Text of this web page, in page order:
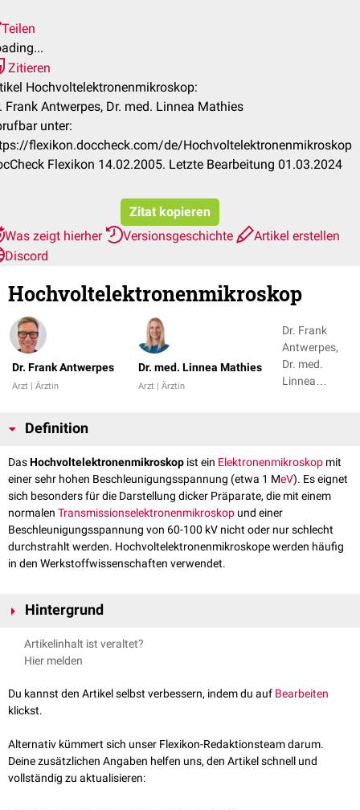
Teilen
Zitieren
Hochvoltelektronenmikroskop:
Frank Antwerpes, Dr. med. Linnea Mathies
unter:
flexikon.doccheck.com/de/Hochvoltelektronenmikroskop
Flexikon 14.02.2005. Letzte Bearbeitung 01.03.2024
Zitat kopieren
Was zeigt hierher
Versionsgeschichte
Artikel erstellen
Discord
Hochvoltelektronenmikroskop
Dr. Frank Antwerpes
Arzt | Ärztin
Dr. med. Linnea Mathies
Arzt | Ärztin
Dr. Frank
Antwerpes,
Dr. med.
Linnea
Definition
DasHochvoltelektronenmikroskop ist ein Elektronenmikroskop mit
einer sehr hohen Beschleunigungsspannung (etwa 1 MeV). Es eignet
sich besonders für die Darstellung dicker Präparate, die mit einem
normalen Transmissionselektronenmikroskop und einer
Beschleunigungsspannung von 60-100 kV nicht oder nur schlecht
durchstrahlt werden. Hochvoltelektronenmikroskope werden häufig
in den Werkstoffwissenschaften verwendet.
Hintergrund
Ein Vorteil des Hochvoltelektronenmikroskopes für die biologische oder
medizinische Forschung ist, dass man dickere Materialproben (z.B.
verwenden kann. Die Interpretation ist jedoch erschwert, da sich bei
dickeren Präparaten zahlreiche Zellstrukturen überlagern.
Artikelinhalt ist veraltet?
Hier melden
Du kannst den Artikel selbst verbessern, indem du auf Bearbeiten
klickst.
Alternativ kümmert sich unser Flexikon-Redaktionsteam darum.
Deine zusätzlichen Angaben helfen uns, den Artikel schnell und
vollständig zu aktualisieren: